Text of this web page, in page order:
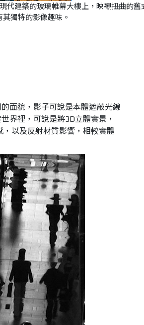
代建築的玻璃帷幕大樓上，映襯扭曲的舊
獨特的影像趣味。
面貌，影子可說是本體遮蔽光線
界裡，可說是將3D立體實景，
以及反射材質影響，相較實體